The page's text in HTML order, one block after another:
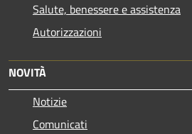
Salute, benessere e assistenza
Autorizzazioni
NOVITÀ
Notizie
Comunicati